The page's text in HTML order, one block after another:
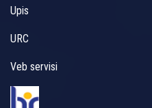
Upis
URC
Veb servisi